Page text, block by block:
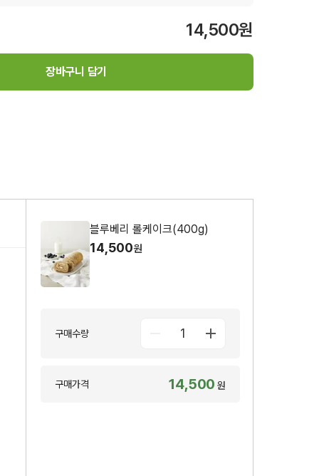
14,500원
장바구니 담기
블루베리 롤케이크(400g)
14,500원
구매수량 1
구매가격 14,500 원